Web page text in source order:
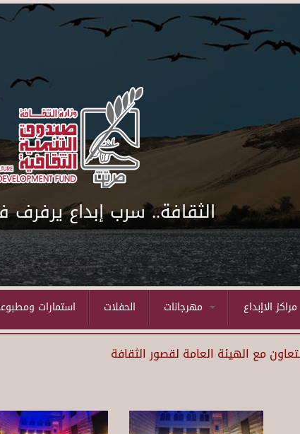
الثقافة.. سرب إبداع
استمارات الحفلات
مع الهيئة العامة لقصور الثقافة